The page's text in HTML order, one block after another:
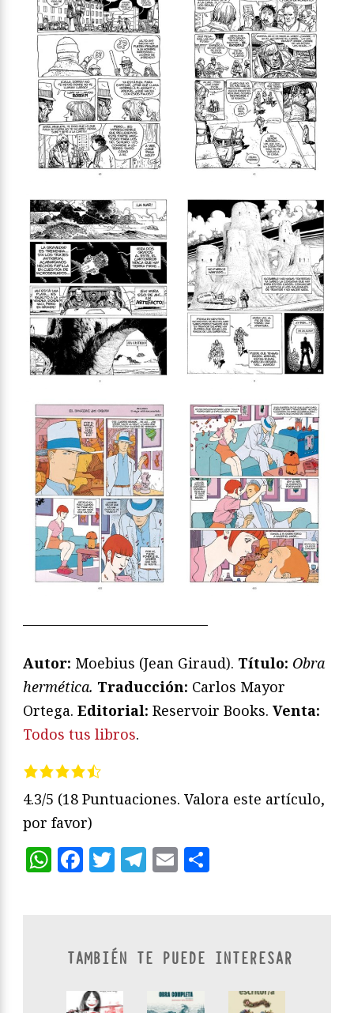
—————————————
Autor: Moebius (Jean Giraud). Título: Obra
hermética. Traducción: Carlos Mayor
Ortega. Editorial: Reservoir Books. Venta:
Todos tus libros.
4.3/5 (18 Puntuaciones. Valora este artículo,
por favor)
WhatsApp
Facebook
Twitter
Telegram
Email
TAMBIÉN TE PUEDE INTERESAR